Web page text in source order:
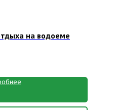
на водоеме